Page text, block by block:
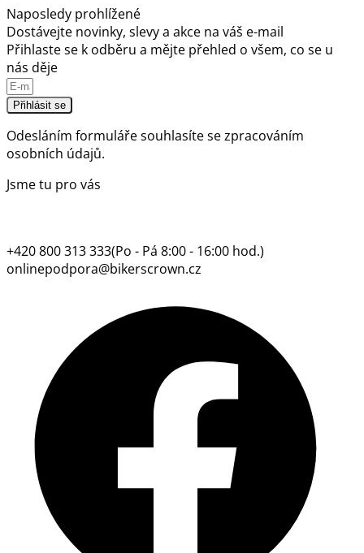
Naposledy prohlížené
Dostávejte novinky, slevy a akce na váš e-mail
Přihlaste se k odběru a mějte přehled o všem, co se u
nás děje
Přihlásit se
Odesláním formuláře souhlasíte sezpracováním
osobních údajů.
Jsme tu pro vás
+420 800 313 333(Po - Pá 8:00 - 16:00 hod.)
onlinepodpora@bikerscrown.cz